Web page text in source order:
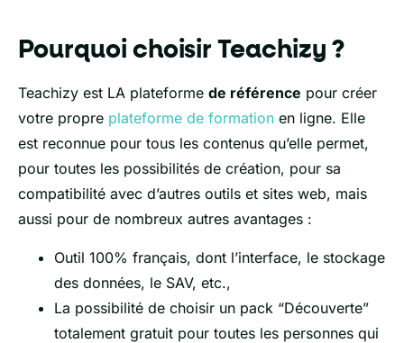
Pourquoi choisir Teachizy ?
Teachizy est LA plateforme de référence pour créer
votre propre plateforme de formation en ligne. Elle
est reconnue pour tous les contenus qu’elle permet,
pour toutes les possibilités de création, pour sa
compatibilité avec d’autres outils et sites web, mais
aussi pour de nombreux autres avantages :
Outil 100% français, dont l’interface, le stockage
des données, le SAV, etc.,
La possibilité de choisir un pack “Découverte”
totalement gratuit pour toutes les personnes qui